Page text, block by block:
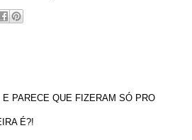
PARECE QUE FIZERAM SÓ PRO
É?!